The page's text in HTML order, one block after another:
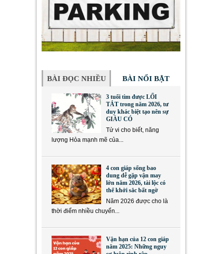
BÀI ĐỌC NHIỀU BÀI NỔI BẬT
3 tuổi tìm được LỐI
TẮT trong năm 2026, tư
duy khác biệt tạo nên sự
GIÀU CÓ
Tử vi cho biết, năng
lượng Hỏa mạnh mẽ của...
4 con giáp sống bao
dung dễ gặp vận may
lớn năm 2026, tài lộc có
thể khởi sắc bất ngờ
Năm 2026 được cho là
thời điểm nhiều chuyển...
Vận hạn của 12 con giáp
năm 2025: Những nguy